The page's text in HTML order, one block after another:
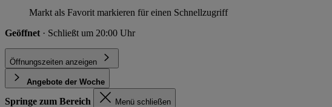
Markt als Favorit markieren für einen Schnellzugriff
Geöffnet · Schließt um 20:00 Uhr
Öffnungszeiten anzeigen
Angebote der Woche
Springe zum Bereich Menü schließen